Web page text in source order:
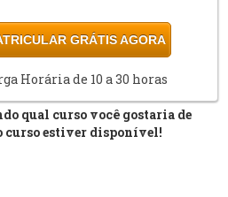
GRÁTIS AGORA
Horária de 10 a 30 horas
qual curso você gostaria de
curso estiver disponível!